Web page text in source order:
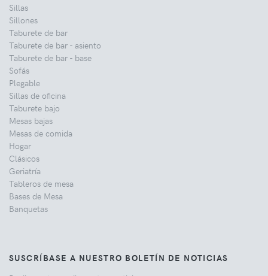
Sillas
Sillones
Taburete de bar
Taburete de bar - asiento
Taburete de bar - base
Sofás
Plegable
Sillas de oficina
Taburete bajo
Mesas bajas
Mesas de comida
Hogar
Clásicos
Geriatría
Tableros de mesa
Bases de Mesa
Banquetas
SUSCRÍBASE A NUESTRO BOLETÍN DE NOTICIAS